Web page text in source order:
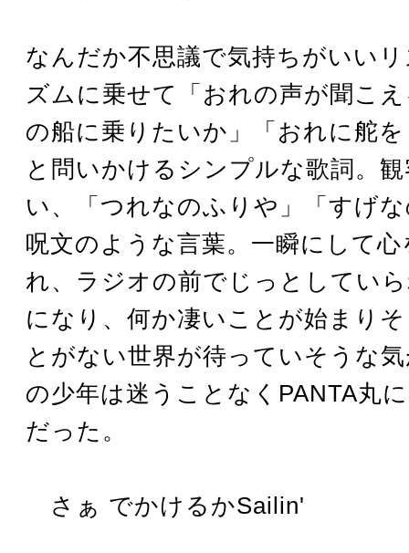
なんだか不思議で気持ちがいい
ズムに乗せて「おれの声が聞こ
の船に乗りたいか」「おれに舵
と問いかけるシンプルな歌詞。
い、「つれなのふりや」「すげ
呪文のような言葉。一瞬にして
れ、ラジオの前でじっとしてい
になり、何か凄いことが始まり
とがない世界が待っていそうな
の少年は迷うことなくPANTA丸
だった。
さぁ でかけるかSailin'